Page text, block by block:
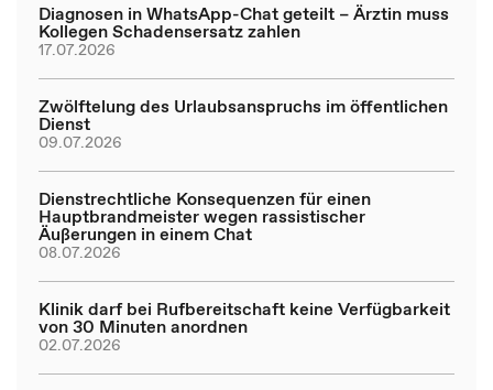
Diagnosen in WhatsApp-Chat geteilt – Ärztin muss
Kollegen Schadensersatz zahlen
17.07.2026
Zwölftelung des Urlaubsanspruchs im öffentlichen
Dienst
09.07.2026
Dienstrechtliche Konsequenzen für einen
Hauptbrandmeister wegen rassistischer
Äußerungen in einem Chat
08.07.2026
Klinik darf bei Rufbereitschaft keine Verfügbarkeit
von 30 Minuten anordnen
02.07.2026